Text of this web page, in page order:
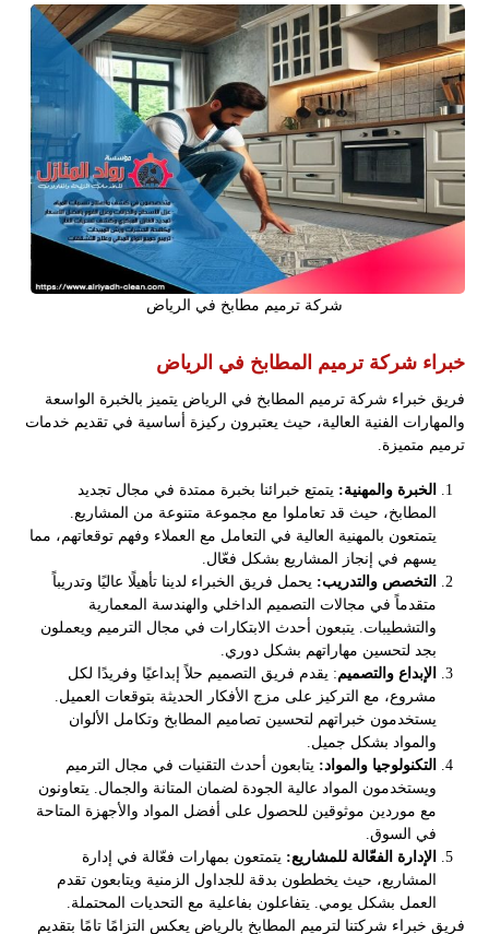
شركة ترميم مطابخ في الرياض
خبراء شركة ترميم المطابخ في الرياض
فريق خبراء شركة ترميم المطابخ في الرياض يتميز بالخبرة الواسعة
والمهارات الفنية العالية، حيث يعتبرون ركيزة أساسية في تقديم خدمات
ترميم متميزة.
الخبرة والمهنية: يتمتع خبرائنا بخبرة ممتدة في مجال تجديد
المطابخ، حيث قد تعاملوا مع مجموعة متنوعة من المشاريع.
يتمتعون بالمهنية العالية في التعامل مع العملاء وفهم توقعاتهم، مما
يسهم في إنجاز المشاريع بشكل فعّال.
التخصص والتدريب: يحمل فريق الخبراء لدينا تأهيلًا عاليًا وتدريباً
متقدماً في مجالات التصميم الداخلي والهندسة المعمارية
والتشطيبات. يتبعون أحدث الابتكارات في مجال الترميم ويعملون
بجد لتحسين مهاراتهم بشكل دوري.
الإبداع والتصميم: يقدم فريق التصميم حلاً إبداعيًا وفريدًا لكل
مشروع، مع التركيز على مزج الأفكار الحديثة بتوقعات العميل.
يستخدمون خبراتهم لتحسين تصاميم المطابخ وتكامل الألوان
والمواد بشكل جميل.
التكنولوجيا والمواد: يتابعون أحدث التقنيات في مجال الترميم
ويستخدمون المواد عالية الجودة لضمان المتانة والجمال. يتعاونون
مع موردين موثوقين للحصول على أفضل المواد والأجهزة المتاحة
في السوق.
الإدارة الفعّالة للمشاريع: يتمتعون بمهارات فعّالة في إدارة
المشاريع، حيث يخططون بدقة للجداول الزمنية ويتابعون تقدم
العمل بشكل يومي. يتفاعلون بفاعلية مع التحديات المحتملة.
فريق خبراء شركتنا لترميم المطابخ بالرياض يعكس التزامًا تامًا بتقديم